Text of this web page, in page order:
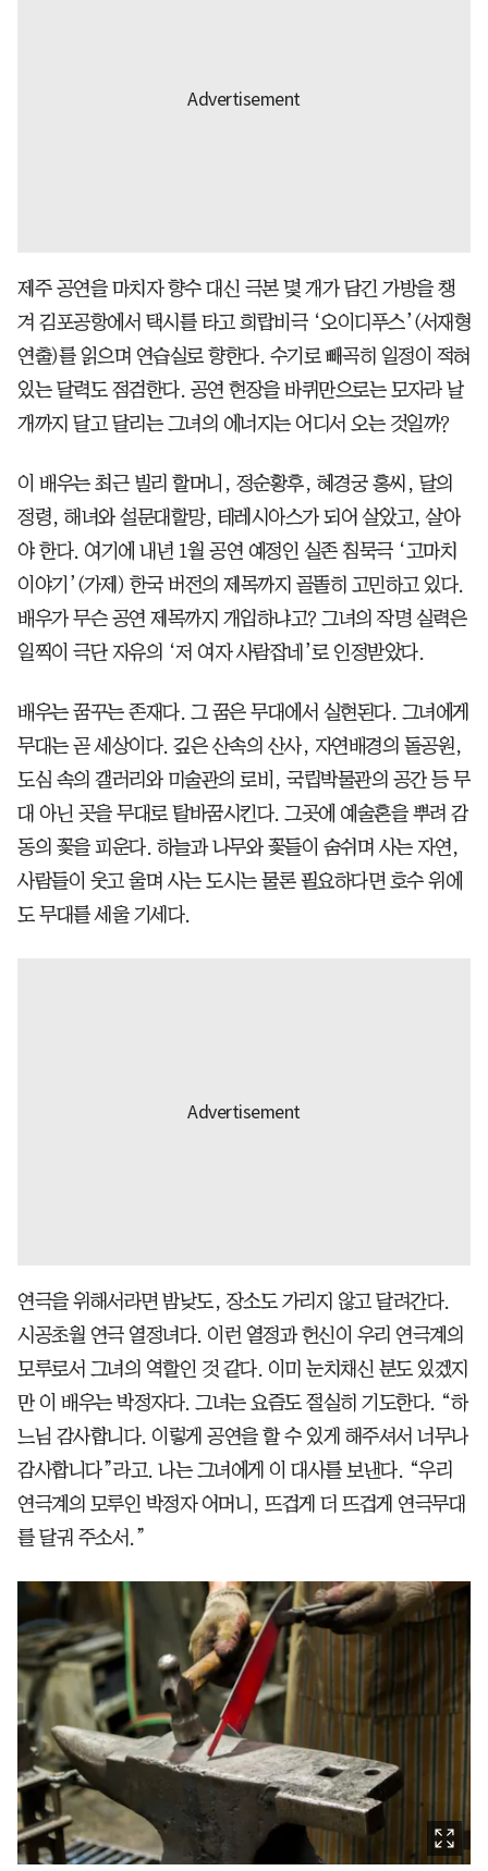
제주 공연을 마치자 향수 대신 극본 몇 개가 담긴 가방을 챙
겨 김포공항에서 택시를 타고 희랍비극 ‘오이디푸스’(서재형
연출)를 읽으며 연습실로 향한다. 수기로 빼곡히 일정이 적혀
있는 달력도 점검한다. 공연 현장을 바퀴만으로는 모자라 날
개까지 달고 달리는 그녀의 에너지는 어디서 오는 것일까?
이 배우는 최근 빌리 할머니, 정순황후, 혜경궁 홍씨, 달의
정령, 해녀와 설문대할망, 테레시아스가 되어 살았고, 살아
야 한다. 여기에 내년 1월 공연 예정인 실존 침묵극 ‘고마치
이야기’(가제) 한국 버전의 제목까지 골똘히 고민하고 있다.
배우가 무슨 공연 제목까지 개입하냐고? 그녀의 작명 실력은
일찍이 극단 자유의 ‘저 여자 사람잡네’로 인정받았다.
배우는 꿈꾸는 존재다. 그 꿈은 무대에서 실현된다. 그녀에게
무대는 곧 세상이다. 깊은 산속의 산사, 자연배경의 돌공원,
도심 속의 갤러리와 미술관의 로비, 국립박물관의 공간 등 무
대 아닌 곳을 무대로 탈바꿈시킨다. 그곳에 예술혼을 뿌려 감
동의 꽃을 피운다. 하늘과 나무와 꽃들이 숨쉬며 사는 자연,
사람들이 웃고 울며 사는 도시는 물론 필요하다면 호수 위에
도 무대를 세울 기세다.
연극을 위해서라면 밤낮도, 장소도 가리지 않고 달려간다.
시공초월 연극 열정녀다. 이런 열정과 헌신이 우리 연극계의
모루로서 그녀의 역할인 것 같다. 이미 눈치채신 분도 있겠지
만 이 배우는 박정자다. 그녀는 요즘도 절실히 기도한다. “하
느님 감사합니다. 이렇게 공연을 할 수 있게 해주셔서 너무나
감사합니다”라고. 나는 그녀에게 이 대사를 보낸다. “우리
연극계의 모루인 박정자 어머니, 뜨겁게 더 뜨겁게 연극무대
를 달궈 주소서.”